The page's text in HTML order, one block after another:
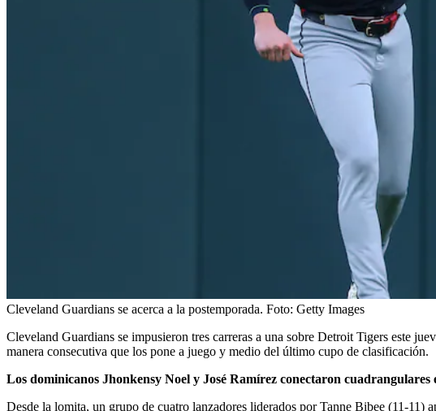
Cleveland Guardians se acerca a la postemporada. Foto: Getty Images
Cleveland Guardians se impusieron tres carreras a una sobre Detroit Tigers este
manera consecutiva que los pone a juego y medio del último cupo de clasificación.
Los dominicanos Jhonkensy Noel y José Ramírez conectaron
Desde la lomita, un grupo de cuatro lanzadores liderados por Tanne Bibee (11-11)